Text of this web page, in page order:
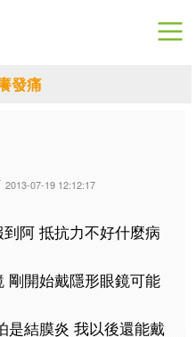
發痛
2013-07-19 12:12:17
阿 抵抗力不好什麼病
剛開始戴隱形眼鏡可能
是結膜炎 我以後還能戴